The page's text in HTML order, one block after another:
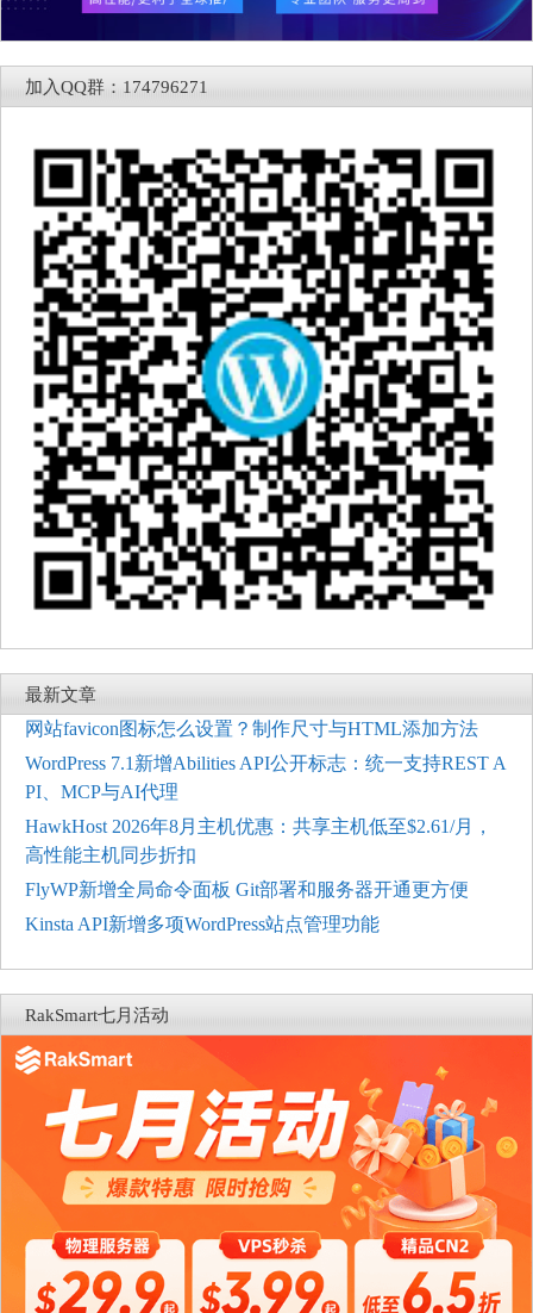
加入QQ群：174796271
最新文章
网站favicon图标怎么设置？制作尺寸与HTML添加方法
WordPress 7.1新增Abilities API公开标志：统一支持REST A
PI、MCP与AI代理
HawkHost 2026年8月主机优惠：共享主机低至$2.61/月，
高性能主机同步折扣
FlyWP新增全局命令面板 Git部署和服务器开通更方便
Kinsta API新增多项WordPress站点管理功能
RakSmart七月活动